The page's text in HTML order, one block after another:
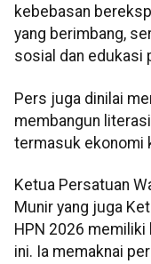
kebebasan
yang berimbang,
sosial dan edukasi
Pers juga dinilai
membangun
termasuk ekonomi
Ketua Persatuan
Munir yang juga
HPN 2026
ini. Ia memaknai